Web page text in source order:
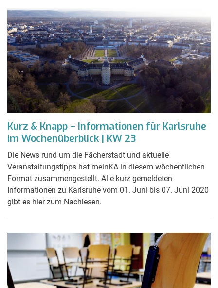
Kurz & Knapp – Informationen für Karlsruhe
im Wochenüberblick | KW 23
Die News rund um die Fächerstadt und aktuelle
Veranstaltungstipps hat meinKA in diesem wöchentlichen
Format zusammengestellt. Alle kurz gemeldeten
Informationen zu Karlsruhe vom 01. Juni bis 07. Juni 2020
gibt es hier zum Nachlesen.